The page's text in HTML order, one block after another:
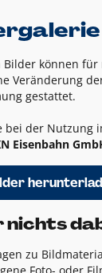
können für
Veränderung
gestattet.
bei der Nutzung
Eisenbahn
nichts
zu